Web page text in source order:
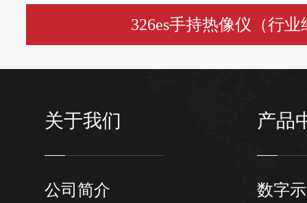
326es手持热像仪（行
关于我们
公司简介
产品
数字